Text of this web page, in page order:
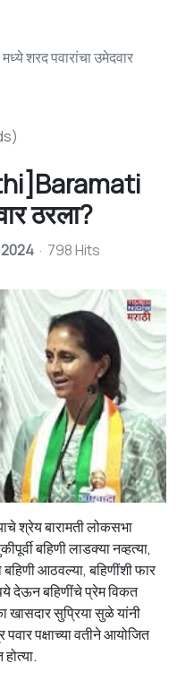
शरद पवारांचा उमेदवार
ठरला?
798 Hits
श्रेय बारामती लोकसभा
बहिणी लाडक्या नव्हत्या,
आठवल्या, बहिणींशी फार
देऊन बहिणींचे प्रेम विकत
खासदार सुप्रिया सुळे यांनी
पक्षाच्या वतीने आयोजित